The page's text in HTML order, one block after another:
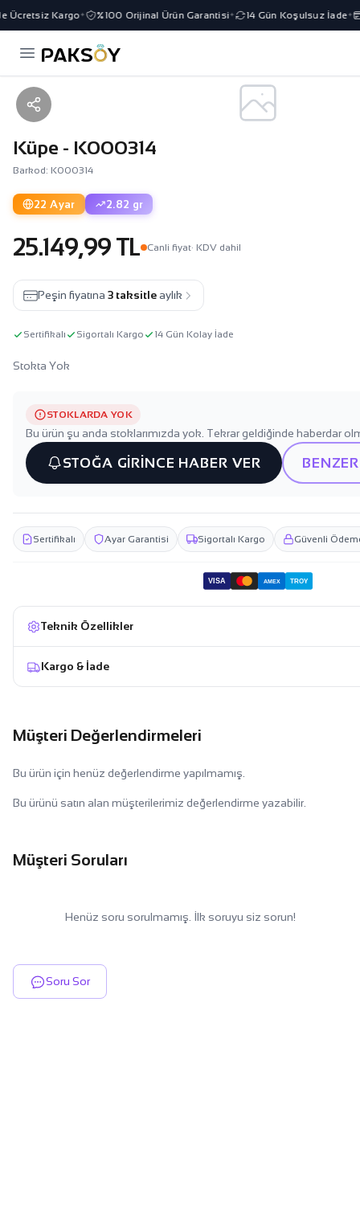
Ücretsiz Kargo✦ %100 Orijinal Ürün Garantisi✦ 14 Gün Koşulsuz İade✦
Küpe - K000314
Barkod: K000314
22 Ayar 2.82 gr
25.149,99 TL Canli fiyat· KDV dahil
Peşin fiyatına 3 taksitle aylık
Sertifikalı Sigortalı Kargo 14 Gün Kolay İade
Stokta Yok
STOKLARDA YOK
Bu ürün şu anda stoklarımızda yok. Tekrar geldiğinde haberdar
STOĞA GİRİNCE HABER VER
Sertifikalı Ayar Garantisi Sigortalı Kargo Güvenli
VISA AMEX TROY
Teknik Özellikler
Kargo & İade
Müşteri Değerlendirmeleri
Bu ürün için henüz değerlendirme yapılmamış.
Bu ürünü satın alan müşterilerimiz değerlendirme yazabilir.
Müşteri Soruları
Henüz soru sorulmamış. İlk soruyu siz sorun!
Soru Sor